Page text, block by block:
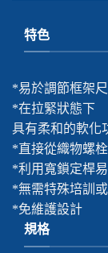
特色
*易於調節框架
*在拉緊狀態下
具有柔和的軟化
*直接從織物螺
*利用寬鎖定桿
*無需特殊培訓
*免維護設計
規格